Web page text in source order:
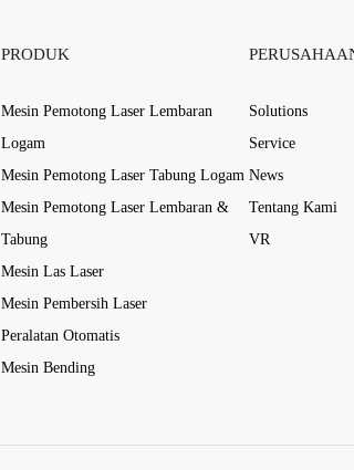
PRODUK
Mesin Pemotong Laser Lembaran
Logam
Mesin Pemotong Laser Tabung Logam
Mesin Pemotong Laser Lembaran &
Tabung
Mesin Las Laser
Mesin Pembersih Laser
Peralatan Otomatis
Mesin Bending
Solutions
Service
News
Tentang Kami
VR